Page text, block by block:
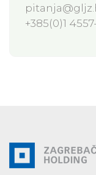
+385(0)1